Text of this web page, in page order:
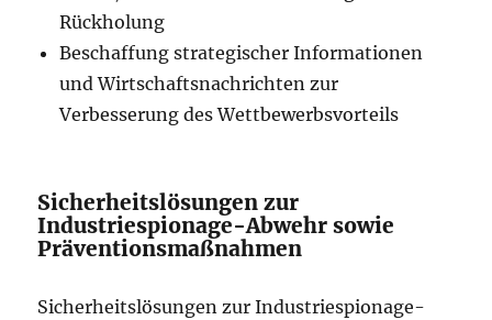
Rückholung
Beschaffung strategischer Informationen
und Wirtschaftsnachrichten zur
Verbesserung des Wettbewerbsvorteils
Sicherheitslösungen zur
Industriespionage-Abwehr sowie
Präventionsmaßnahmen
Sicherheitslösungen zur Industriespionage-